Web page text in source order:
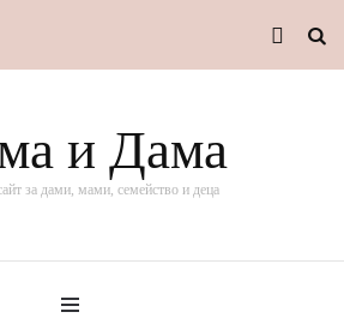
и Дама
за дами, мами, семейство и деца